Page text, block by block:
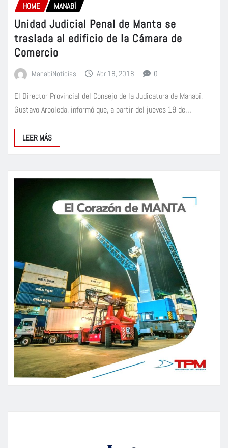
HOME MANABÍ
Unidad Judicial Penal de Manta se
traslada al edificio de la Cámara de
Comercio
ManabiNoticias Abr 18, 2018 0
El Director Provincial del Consejo de la Judicatura de Manabí,
Gustavo Arboleda, informó que, a partir del jueves 19 de…
LEER MÁS